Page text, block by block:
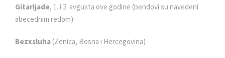
Gitarijade, 1. i 2. avgusta ove godine (bendovi su navedeni
abecednim redom):
Bezxsluha (Zenica, Bosna i Hercegovina)